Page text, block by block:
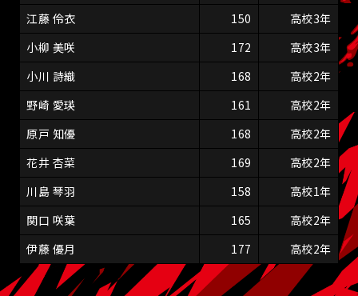
江藤 伶衣
150
高校3年
小柳 美咲
172
高校3年
小川 詩織
168
高校2年
野崎 愛瑛
161
高校2年
原戸 知優
168
高校2年
花井 杏菜
169
高校2年
川島 琴羽
158
高校1年
関口 咲葉
165
高校2年
伊藤 優月
177 高校2年